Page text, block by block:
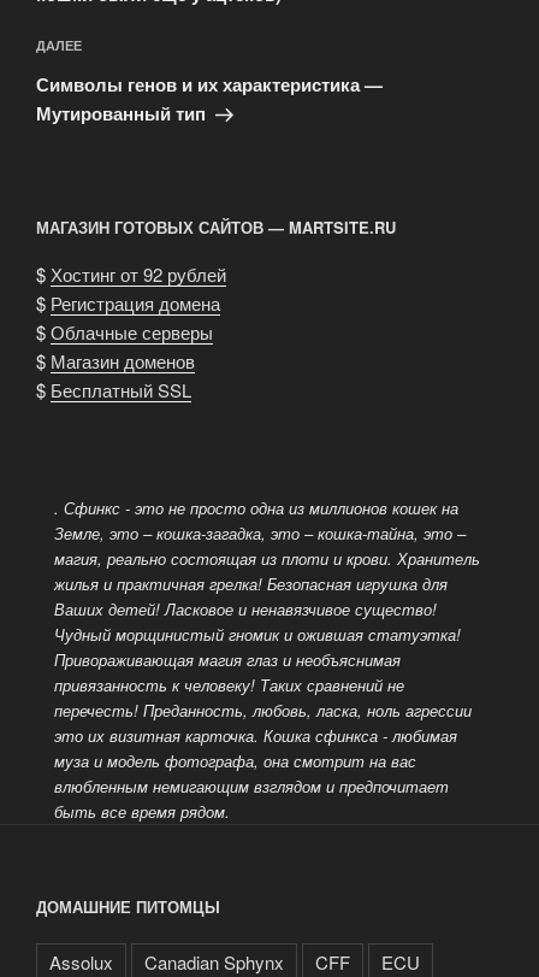
Следующая
запись
ДАЛЕЕ
Символы генов и их характеристика —
Мутированный тип
МАГАЗИН ГОТОВЫХ САЙТОВ — MARTSITE.RU
$ Хостинг от 92 рублей
$ Регистрация домена
$Облачные серверы
$ Магазин доменов
$ Бесплатный SSL
. Сфинкс - это не просто одна из миллионов кошек на
Земле, это – кошка-загадка, это – кошка-тайна, это –
магия, реально состоящая из плоти и крови. Хранитель
жилья и практичная грелка! Безопасная игрушка для
Ваших детей! Ласковое и ненавязчивое существо!
Чудный морщинистый гномик и ожившая статуэтка!
Привораживающая магия глаз и необъяснимая
привязанность к человеку! Таких сравнений не
перечесть! Преданность, любовь, ласка, ноль агрессии
это их визитная карточка. Кошка сфинкса - любимая
муза и модель фотографа, она смотрит на вас
влюбленным немигающим взглядом и предпочитает
быть все время рядом.
ДОМАШНИЕ ПИТОМЦЫ
Assolux Canadian Sphynx CFF
ECU